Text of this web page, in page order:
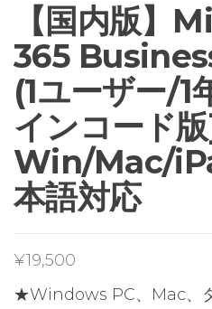
【国内版】
365
(1ユーザー/1
インコード
Win/Mac/
本語対応
¥19,500
★Windows PC、Mac、